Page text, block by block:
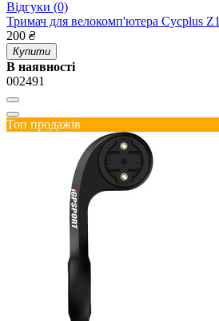
Відгуки (0)
Тримач для велокомп'ютера Cycplus Z1
200 ₴
Купити
В наявності
002491
Топ продажів